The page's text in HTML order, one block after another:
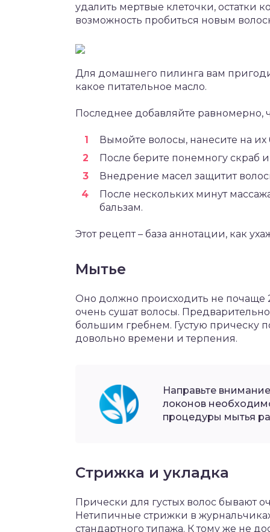
удалить мертвые клеточки, остатки
возможность пробиться новым
Для домашнего пилинга вам
какое питательное масло.
Последнее добавляйте равномерно,
Вымойте волосы, нанесите на их
После берите понемногу скраб и
Внедрение масел защитит
После нескольких минут
бальзам.
Этот рецепт – база аннотации, как
Мытье
Оно должно происходить не почаще
очень сушат волосы.
большим гребнем. Густую прическу
довольно времени и терпения.
Направьте
локонов
процедуры мытья
Стрижка и укладка
Прически для густых волос бывают
Нетипичные стрижки в
стандартного типажа. К тому же не